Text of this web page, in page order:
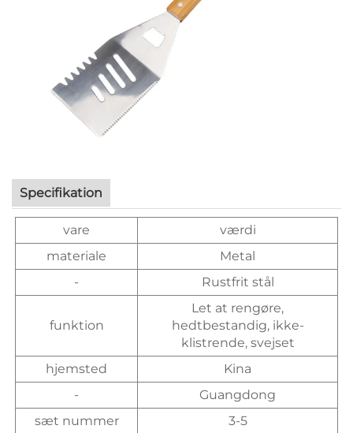
Specifikation
vare
værdi
materiale
Metal
-
Rustfrit stål
funktion
Let at rengøre,
hedtbestandig, ikke-
klistrende, svejset
hjemsted
Kina
-
Guangdong
sæt nummer
3-5